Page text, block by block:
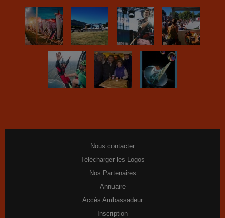
Nous contacter
Télécharger les Logos
Nos Partenaires
Annuaire
Accès Ambassadeur
Inscription